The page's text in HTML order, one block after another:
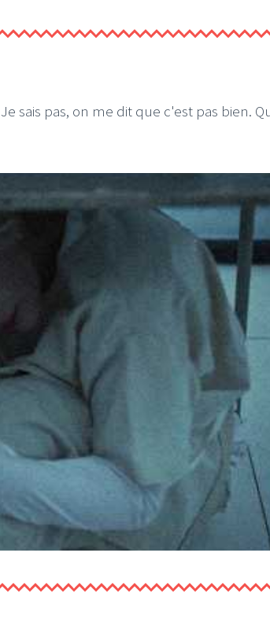
sais pas, on me dit que c'est pas bien.
Surfin’
LE GROS RIFFIFI –
Littératurock !!!